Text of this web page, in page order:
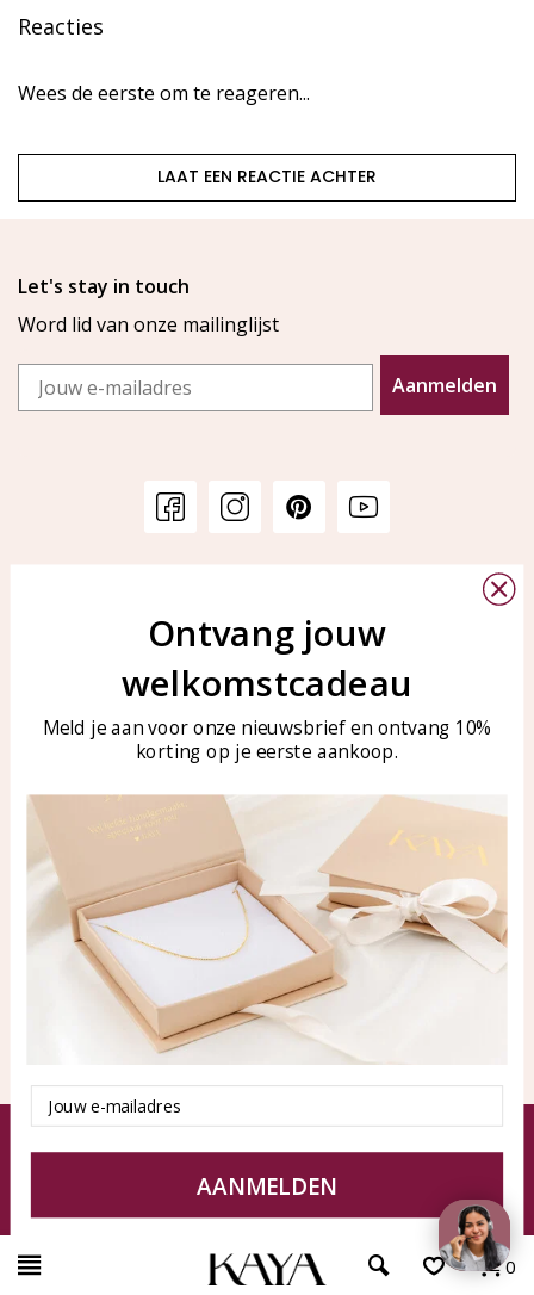
Reacties
Wees de eerste om te reageren...
LAAT EEN REACTIE ACHTER
Let's stay in touch
Word lid van onze mailinglijst
Email
Aanmelden
Veelgestelde vragen
Bellen of WhatsApp Ma-Vr
tussen 09:00-17:00
Tel: 0850003187
klantenservice@kayasierade
Producten
Alle producten
Nieuwe producten
Aanbiedingen
KAYA Sieraden
Over ons
Samenwerken?
Tips en Advies
Duurzaamheid
0
Ontvang jouw
welkomstcadeau
Meld je aan voor onze nieuwsbrief en ontvang 10%
korting op je eerste aankoop.
Email
AANMELDEN